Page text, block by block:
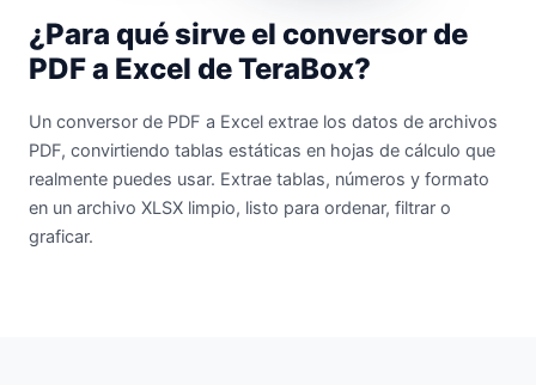
¿Para qué sirve el conversor de
PDF a Excel de TeraBox?
Un conversor de PDF a Excel extrae los datos de archivos
PDF, convirtiendo tablas estáticas en hojas de cálculo que
realmente puedes usar. Extrae tablas, números y formato
en un archivo XLSX limpio, listo para ordenar, filtrar o
graficar.